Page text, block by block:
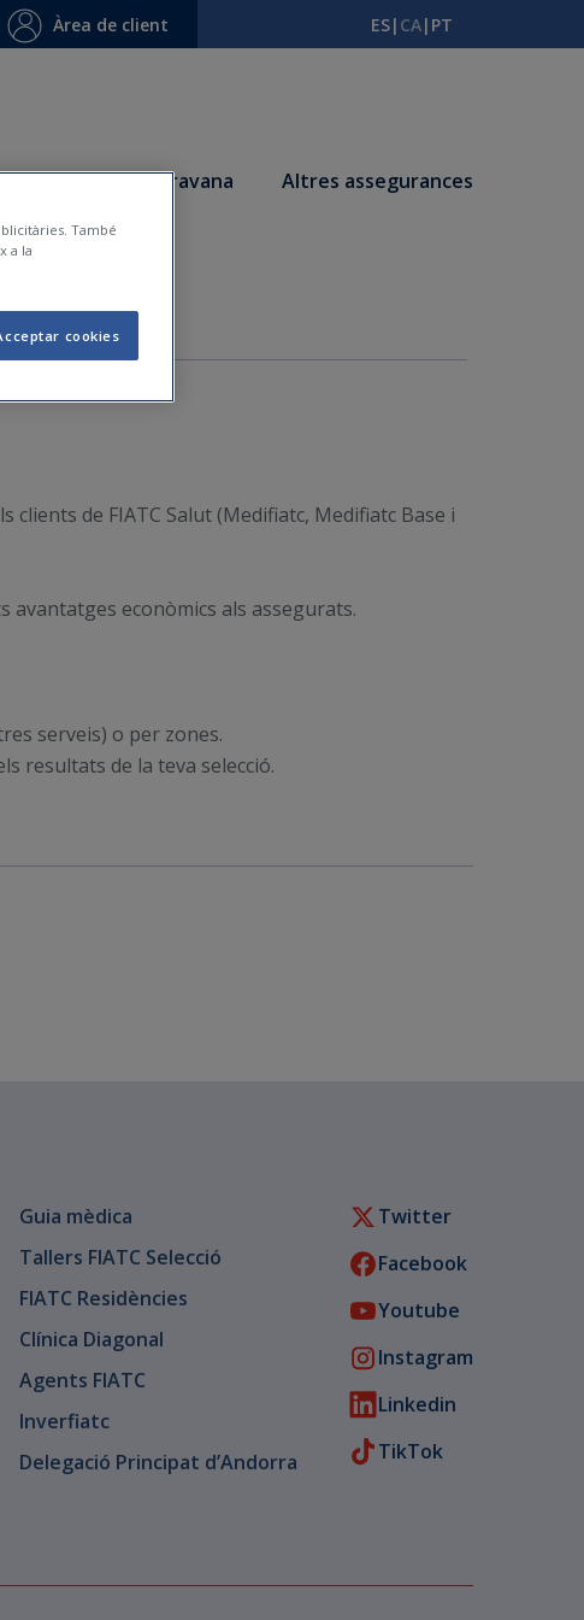
Àrea de client ES| CA| PT
Autocaravana Altres assegurances
de FIATC Salut (Medifiatc, Medifiatc Base i
avantatges econòmics als assegurats.
serveis) o per zones.
resultats de la teva selecció.
Guia mèdica
Tallers FIATC Selecció
FIATC Residències
Clínica Diagonal
Agents FIATC
Inverfiatc
Delegació Principat d’Andorra
Twitter
Facebook
Youtube
Instagram
Linkedin
TikTok
També
a la
cookies